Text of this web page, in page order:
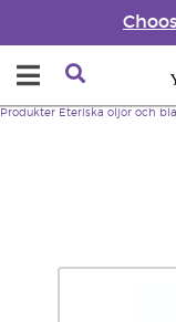
Produkter Eteriska oljor och